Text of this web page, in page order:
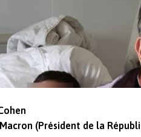
(Président de la